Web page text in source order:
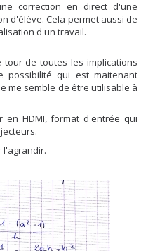
correction en direct d'une
d'élève. Cela permet aussi de
d'un travail.
de toutes les implications
possibilité qui est maitenant
me semble de être utilisable à
HDMI, format d'entrée qui
l'agrandir.